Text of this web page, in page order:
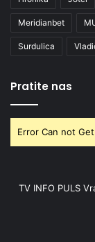
Meridianbet
Surdulica
Pratite nas
Error Can not
TV INFO PULS